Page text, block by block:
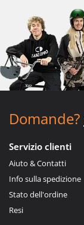
Domande?
Servizio clienti
Aiuto & Contatti
Info sulla spedizione
Stato dell'ordine
Resi